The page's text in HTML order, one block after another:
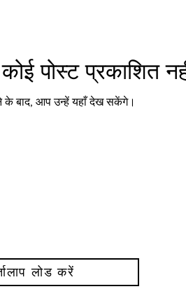
पोस्ट प्रकाशित
के बाद, आप उन्हें यहाँ देख सकेंगे।
लोड करें